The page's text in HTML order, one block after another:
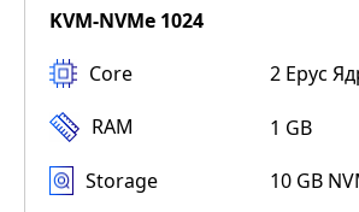
KVM-NVMe 1024
Core
2 Epyc
RAM
1 GB
Storage
10 GB